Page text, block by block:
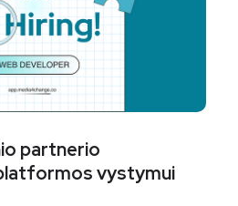
partnerio
vystymui